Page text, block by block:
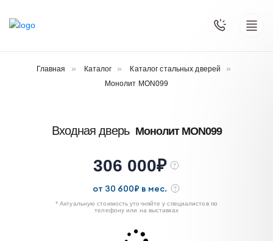
Главная Каталог
Каталог стальных дверей
Монолит MON099
Входная дверь Монолит MON099
306 000₽
от 30 600₽ в мес.
* Актуальную стоимость уточняйте у специалистов по
телефону или на выставках